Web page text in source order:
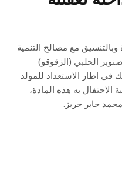
مع مصالح التنمية
الحلبي (الزقوقو)
بحوالي 89 طنا، وذلك في اطار الاستعداد للمولد
به هذه المادة،
جابر حريز.